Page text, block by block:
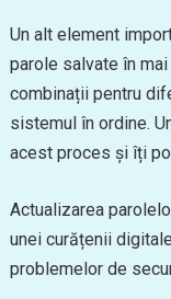
Un alt element
parole salvate în
combinații pentru
sistemul în ordine.
acest proces și îți
Actualizarea
unei curățenii
problemelor de